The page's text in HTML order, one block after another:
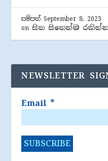
සම්පත් September 8, 2023
onසිත සිතෙන්ම
NEWSLETTER
Email *